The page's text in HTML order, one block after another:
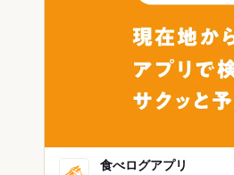
食べログアプリ